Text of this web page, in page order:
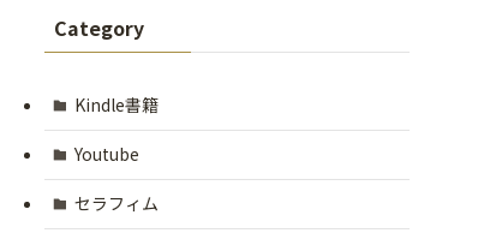
Category
Kindle書籍
Youtube
セラフィム